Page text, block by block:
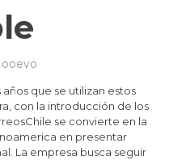
años que se utilizan estos
con la introducción de los
se convierte en la
en presentar
La empresa busca seguir